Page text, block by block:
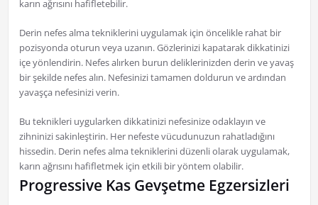
karın ağrısını hafifletebilir.
Derin nefes alma tekniklerini uygulamak için öncelikle rahat bir
pozisyonda oturun veya uzanın. Gözlerinizi kapatarak dikkatinizi
içe yönlendirin. Nefes alırken burun deliklerinizden derin ve yavaş
bir şekilde nefes alın. Nefesinizi tamamen doldurun ve ardından
yavaşça nefesinizi verin.
Bu teknikleri uygularken dikkatinizi nefesinize odaklayın ve
zihninizi sakinleştirin. Her nefeste vücudunuzun rahatladığını
hissedin. Derin nefes alma tekniklerini düzenli olarak uygulamak,
karın ağrısını hafifletmek için etkili bir yöntem olabilir.
Progressive Kas Gevşetme Egzersizleri